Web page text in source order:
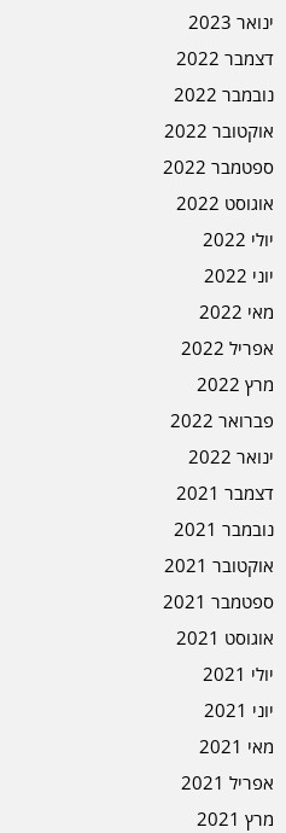
ינואר 2023
דצמבר 2022
נובמבר 2022
אוקטובר 2022
ספטמבר 2022
אוגוסט 2022
יולי 2022
יוני 2022
מאי 2022
אפריל 2022
מרץ 2022
פברואר 2022
ינואר 2022
דצמבר 2021
נובמבר 2021
אוקטובר 2021
ספטמבר 2021
אוגוסט 2021
יולי 2021
יוני 2021
מאי 2021
אפריל 2021
מרץ 2021